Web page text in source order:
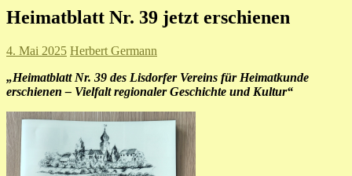
Heimatblatt Nr. 39 jetzt erschienen
4. Mai 2025 Herbert Germann
„Heimatblatt Nr. 39 des Lisdorfer Vereins für Heimatkunde
erschienen – Vielfalt regionaler Geschichte und Kultur“